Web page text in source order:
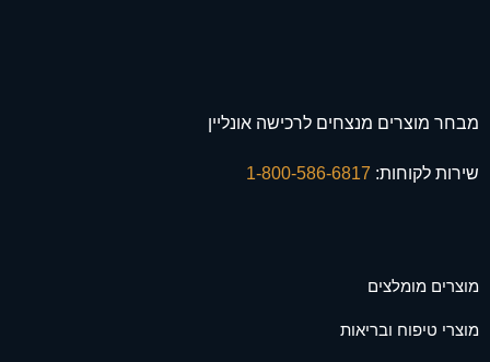
מבחר מוצרים מנצחים לרכישה אונליין
שירות לקוחות:
מוצרים מומלצים
מוצרי טיפוח ובריאות